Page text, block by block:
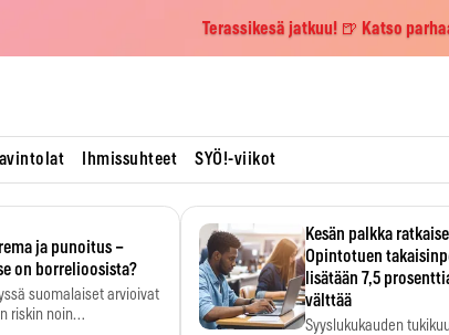
Terassikesä jatkuu! 🍺 Katso
Ihmissuhteet SYÖ!-viikot
ja punoitus –
on borrelioosista?
suomalaiset arvioivat
riskin noin
Kesän palkka
Opintotuen
lisätään 7,5
välttää
Syyslukukauden